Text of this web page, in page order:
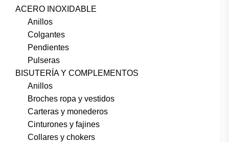
ACERO INOXIDABLE
Anillos
Colgantes
Pendientes
Pulseras
BISUTERÍA Y COMPLEMENTOS
Anillos
Broches ropa y vestidos
Carteras y monederos
Cinturones y fajines
Collares y chokers